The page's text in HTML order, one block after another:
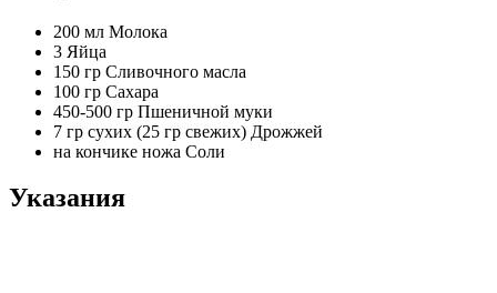
200 мл Молока
3 Яйца
150 гр Сливочного масла
100 гр Сахара
450-500 гр Пшеничной муки
7 гр сухих (25 гр свежих) Дрожжей
на кончике ножа Соли
Указания